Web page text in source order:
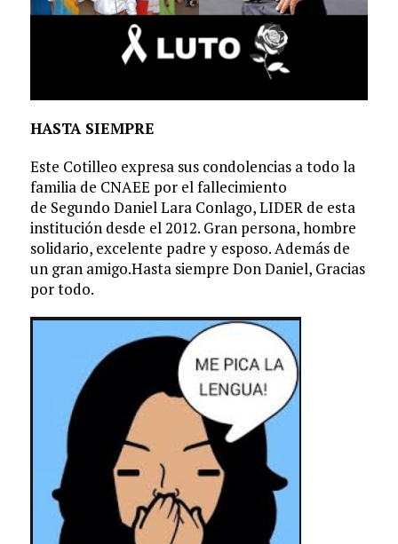
HASTA SIEMPRE
Este Cotilleo expresa sus condolencias a todo la
familia de CNAEE por el fallecimiento
de Segundo Daniel Lara Conlago, LIDER de esta
institución desde el 2012. Gran persona, hombre
solidario, excelente padre y esposo. Además de
un gran amigo.Hasta siempre Don Daniel, Gracias
por todo.